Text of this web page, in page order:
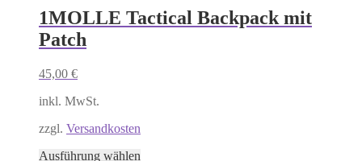
mehrere
Varianten
werden
1MOLLE Tactical Backpack mit
Patch
45,00 €
inkl. MwSt.
zzgl. Versandkosten
Ausführung wählen